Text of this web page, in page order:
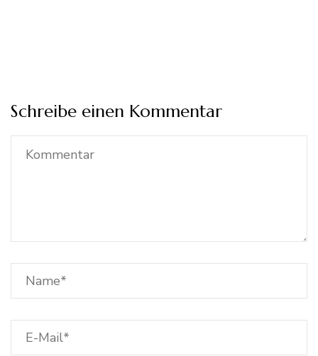
Schreibe einen Kommentar